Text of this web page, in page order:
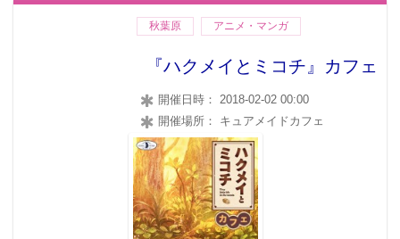
秋葉原 アニメ・マンガ
『ハクメイとミコチ』カフェ
開催日時： 2018-02-02 00:00
開催場所： キュアメイドカフェ